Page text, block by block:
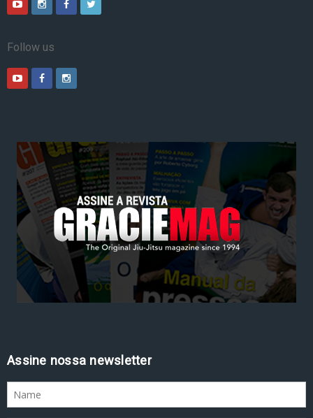
Follow us
Assine nossa newsletter